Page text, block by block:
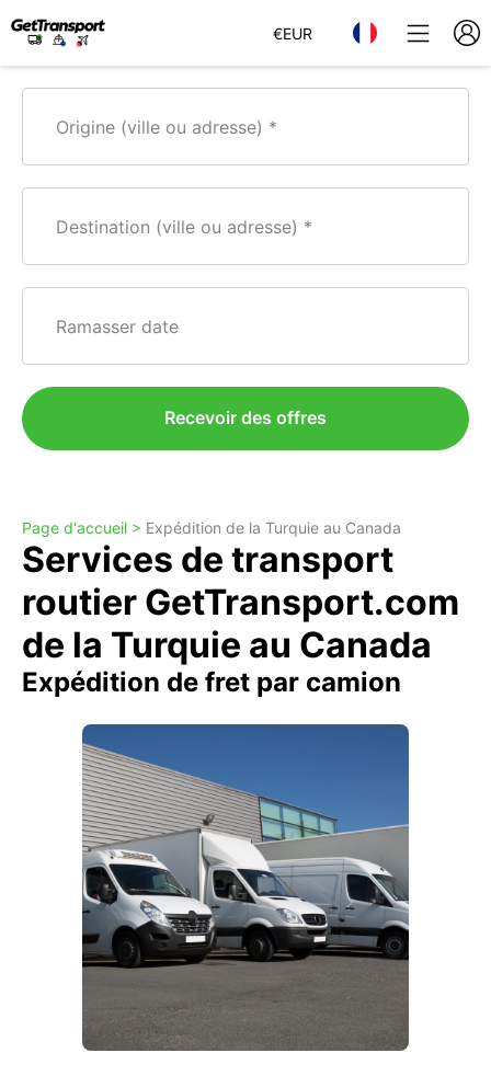
€EUR
Origine (ville ou adresse)
Destination (ville ou adresse)
Ramasser date
Recevoir des offres
Page d'accueil > Expédition de la Turquie au Canada
Services de transport
routier GetTransport.com
de la Turquie au Canada
Expédition de fret par camion